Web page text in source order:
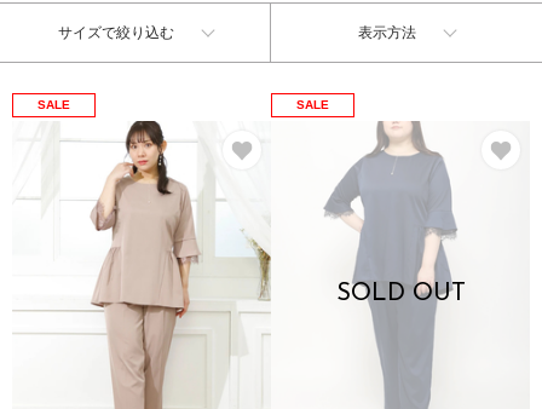
サイズで絞り込む 表示方法
SALE SALE
SOLD OUT